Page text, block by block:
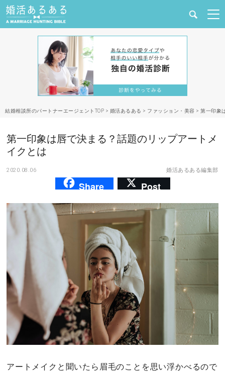
婚活と結婚
恋愛の悩み
合コン・街コン
マッチングアプリ
あるある
ドキドキ
仕事とキャリア
特集
結婚相談所のパートナーエージェントTOP > 婚活あるある > ファッション・美容 > 第一印象
第一印象は唇で決まる？話題のリップアートメ
イクとは
2020.08.06 婚活あるある編集部
Share Post
アートメイクと聞いたら眉毛のことを思い浮かべるので